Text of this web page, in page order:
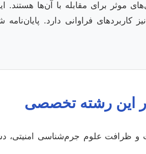
موثر برای مقابله با آن‌ها هستند.
کاربردهای فراوانی دارد.
این رشته تخصصی
و ظرافت علوم جرم‌شناسی امنیتی،